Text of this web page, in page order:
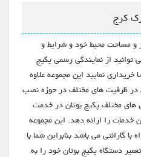
کرج
و مساحت محیط خود و شرایط و
توانید از نمایندگی رسمی پکیج
نمایید این مجموعه علاوه
در ظرفیت های مختلف در حوزه نصب
مختلف پکیج بوتان در خدمت
خدمات را ارائه دهد. این مجموعه
گارانتی می باشد بنابراین شما با
دستگاه پکیج بوتان خود را به